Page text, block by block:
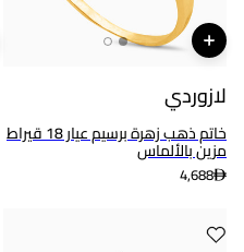
لازوردي
خاتم ذهب زهرة برسيم عيار 18 قيراط
مزين بالألماس
4,688